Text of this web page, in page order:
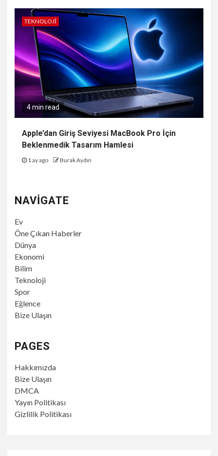
TEKNOLOJI
4 min read
Apple’dan Giriş Seviyesi MacBook Pro İçin
Beklenmedik Tasarım Hamlesi
1 ay ago Burak Aydın
NAVIGATE
Ev
Öne Çıkan Haberler
Dünya
Ekonomi
Bilim
Teknoloji
Spor
Eğlence
Bize Ulaşın
PAGES
Hakkımızda
Bize Ulaşın
DMCA
Yayın Politikası
Gizlilik Politikası